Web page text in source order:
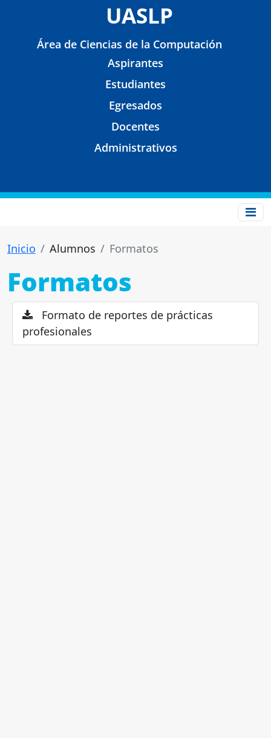
UASLP
Área de Ciencias de la Computación
Aspirantes
Estudiantes
Egresados
Docentes
Administrativos
Inicio Alumnos Formatos
Formatos
Formato de reportes de prácticas
profesionales